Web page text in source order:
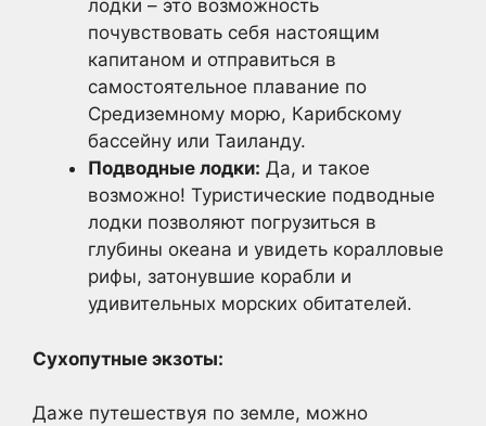
лодки – это возможность
почувствовать себя настоящим
капитаном и отправиться в
самостоятельное плавание по
Средиземному морю, Карибскому
бассейну или Таиланду.
Подводные лодки: Да, и такое
возможно! Туристические подводные
лодки позволяют погрузиться в
глубины океана и увидеть коралловые
рифы, затонувшие корабли и
удивительных морских обитателей.
Сухопутные экзоты:
Даже путешествуя по земле, можно